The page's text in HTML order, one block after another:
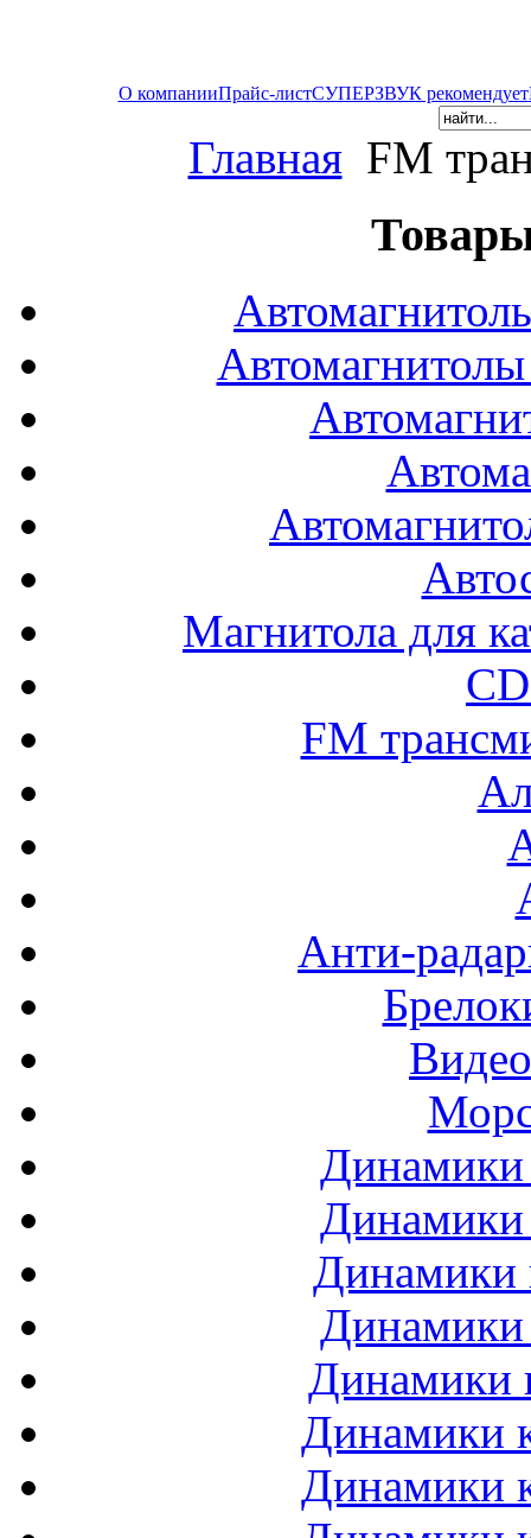
О компанииПрайс-листСУПЕРЗВУК рекомендует
Главная FM
Магнитола для
FM
Анти-
Динамики
Динамики
Динамики
Динамики
Динамики
Динамики
Динамики